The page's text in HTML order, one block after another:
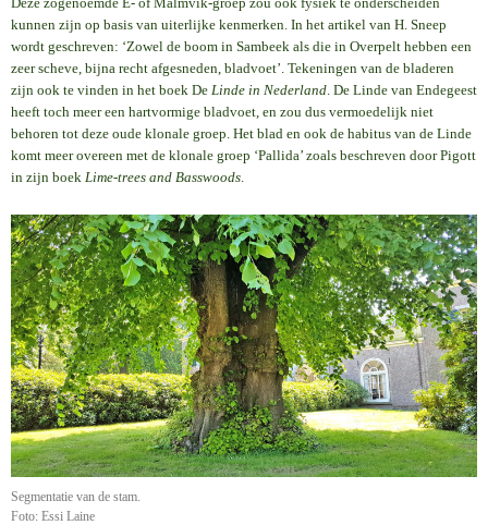
kunnen zijn op basis van uiterlijke kenmerken. In het artikel van H. Sneep
wordt geschreven: ‘Zowel de boom in Sambeek als die in Overpelt hebben een
zeer scheve, bijna recht afgesneden, bladvoet’. Tekeningen van de bladeren
zijn ook te vinden in het boek De Linde in Nederland . De Linde van Endegeest
heeft toch meer een hartvormige bladvoet, en zou dus vermoedelijk niet
behoren tot deze oude klonale groep. Het blad en ook de habitus van de Linde
komt meer overeen met de klonale groep ‘Pallida’ zoals beschreven door Pigott
in zijn boek Lime-trees and Basswoods
Segmentatie van de stam.
Foto: Essi Laine